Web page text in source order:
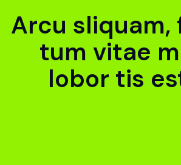
Arcu sliquam,
tum vitae
lobor tis